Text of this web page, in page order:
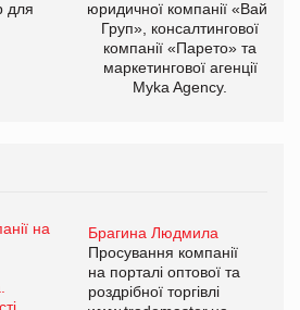
для
юридичної компанії «Вайз
Груп», консалтингової
компанії «Парето» та
маркетингової агенції
Myka Agency.
Брагина Людмила
Просування компанії
на порталі оптової та
роздрібної торгівлі